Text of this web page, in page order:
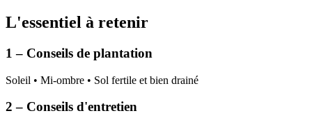
L'essentiel à retenir
1 – Conseils de plantation
Soleil • Mi-ombre • Sol fertile et bien drainé
2 – Conseils d'entretien